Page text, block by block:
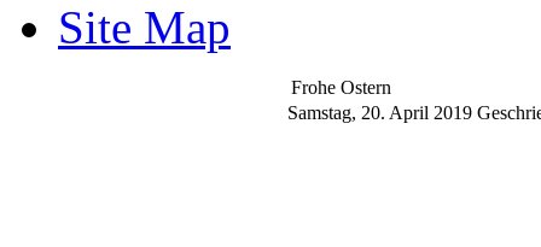
Site Map
Frohe Ostern
Samstag, 20. April 2019